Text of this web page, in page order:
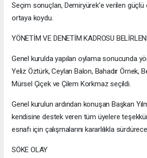
Seçim sonuçları, Demiryürek’e verilen
ortaya koydu.
YÖNETİM VE DENETİM KADROSU
Genel kurulda yapılan oylama sonucunda
Yeliz Öztürk, Ceylan Balon, Bahadır Örnek,
Mürsel Çiçek ve Çilem Korkmaz seçildi.
Genel kurulun ardından konuşan Başkan
kendisine destek veren tüm üyelere
esnafı için çalışmalarını kararlılıkla
SÖKE OLAY